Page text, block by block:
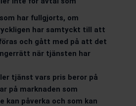
har fullgjorts, om
har samtyckt till att
och gått med på att det
när tjänsten har
tjänst vars pris beror på
på marknaden som
kan påverka och som kan